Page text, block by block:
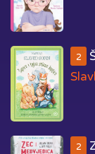
2
2